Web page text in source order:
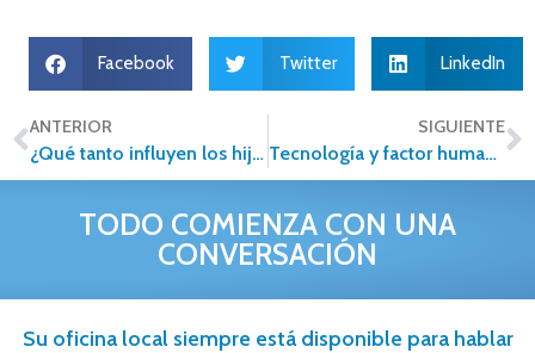
Facebook Twitter LinkedIn
ANTERIOR
¿Qué tanto influyen los hijos en la decisión de la compra de un nuevo hogar?
SIGUIENTE
Tecnología y factor humano en el negocio inmobiliario
TODO COMIENZA CON UNA
CONVERSACIÓN
Su oficina local siempre está disponible para hablar